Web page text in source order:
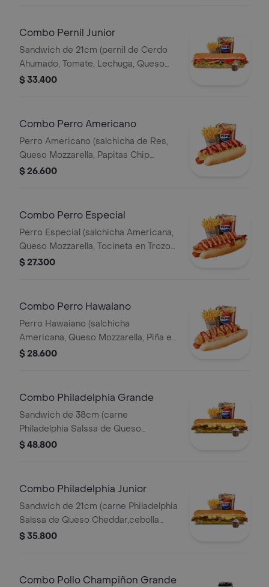
Combo Pernil Junior
Sandwich de 21cm (pernil de Cerdo
Ahumado, Tomate, Lechuga, Queso
Mozzarella y Salsa de Ajo) Papa
$ 33.400
Combo Perro Americano
Perro Americano (salchicha de Res,
Queso Mozzarella, Papitas Chip
Trituradas, Cebolla, Salsa Roja, Salsa
$ 26.600
Combo Perro Especial
Perro Especial (salchicha Americana,
Queso Mozzarella, Tocineta en Trozos,
Papitas Chips Trituradas, Salsa Roja y
$ 27.300
Combo Perro Hawaiano
Perro Hawaiano (salchicha
Americana, Queso Mozzarella, Piña en
Trozos, Jamón, Papitas Chips
$ 28.600
Combo Philadelphia Grande
Sandwich de 38cm (carne
Philadelphia Salssa de Queso
Cheddar,cebolla Caramelizada,queso
$ 48.800
Combo Philadelphia Junior
Sandwich de 21cm (carne Philadelphia
Salssa de Queso Cheddar,cebolla
Caramelizada,queso Amarillo,lechuga
$ 35.800
Combo Pollo Champiñon Grande